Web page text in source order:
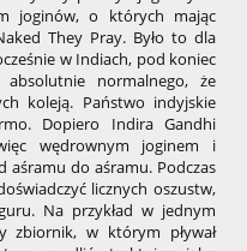
joginów, o których mając
They Pray. Było to dla
w Indiach, pod koniec
normalnego, że
koleją. Państwo indyjskie
Dopiero Indira Gandhi
wędrownym joginem i
aśramu do aśramu. Podczas
licznych oszustw,
Na przykład w jednym
zbiornik, w którym pływał